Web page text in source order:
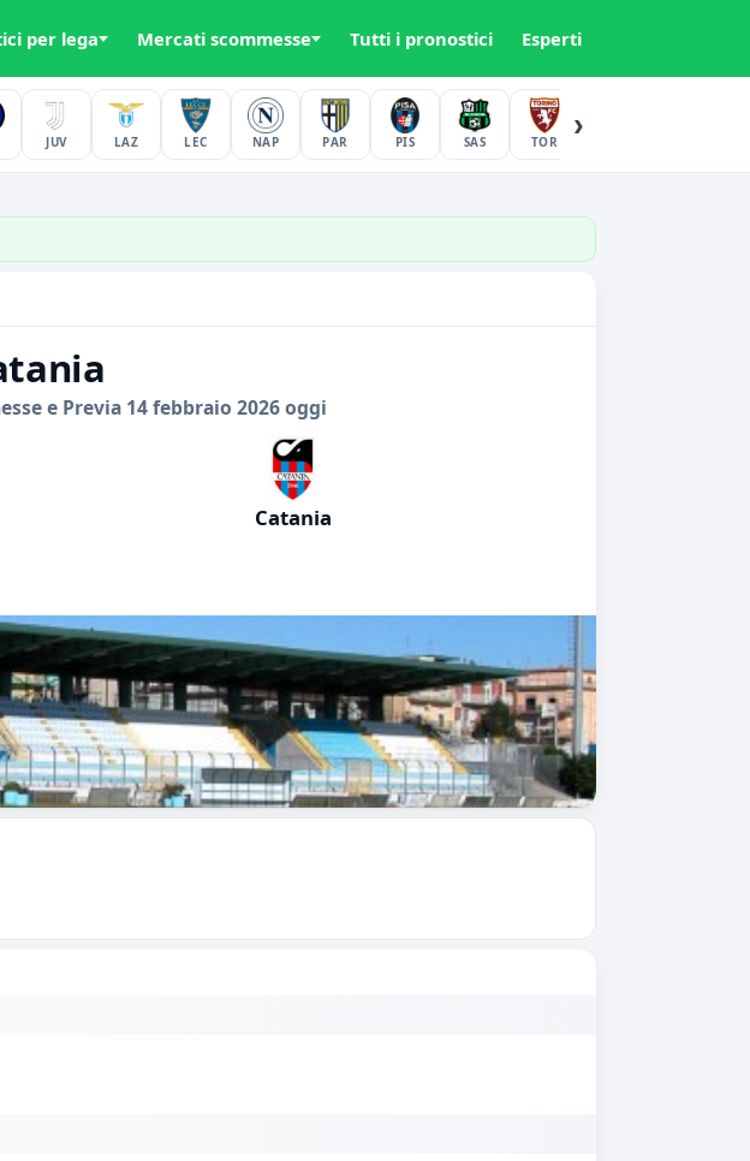
per lega Mercati scommesse Tutti i pronostici Esperti
JUV LAZ LEC NAP PAR PIS SAS TOR
›
e Previa 14 febbraio 2026 oggi
Catania